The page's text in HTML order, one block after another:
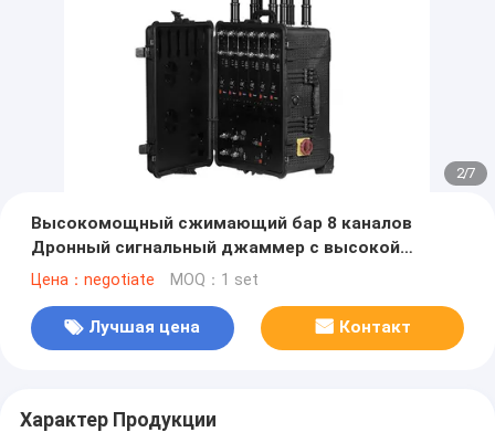
2/7
Высокомощный сжимающий бар 8 каналов
Дронный сигнальный джаммер с высокой
мощностью 800 Вт и до 3000 метров
дронов / БПЛА
Цена：negotiate MOQ：1 set
Лучшая цена Контакт
Характер Продукции